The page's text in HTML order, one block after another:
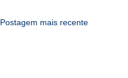
Postagem mais recente